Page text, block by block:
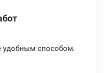
удобным способом.